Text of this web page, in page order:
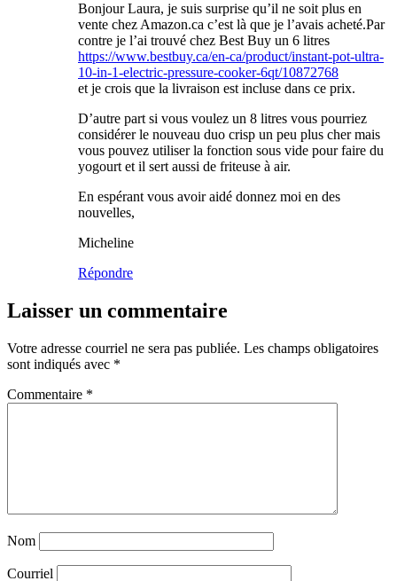
Bonjour Laura, je suis surprise qu’il ne soit plus en
vente chez Amazon.ca c’est là que je l’avais acheté.Par
contre je l’ai trouvé chez Best Buy un 6 litres
https://www.bestbuy.ca/en-ca/product/instant-pot-ultra-
10-in-1-electric-pressure-cooker-6qt/10872768
et je crois que la livraison est incluse dans ce prix.
D’autre part si vous voulez un 8 litres vous pourriez
considérer le nouveau duo crisp un peu plus cher mais
vous pouvez utiliser la fonction sous vide pour faire du
yogourt et il sert aussi de friteuse à air.
En espérant vous avoir aidé donnez moi en des
nouvelles,
Micheline
Répondre
Laisser un commentaire
Votre adresse courriel ne sera pas publiée. Les champs obligatoires
sont indiqués avec *
Commentaire *
Nom
Courriel